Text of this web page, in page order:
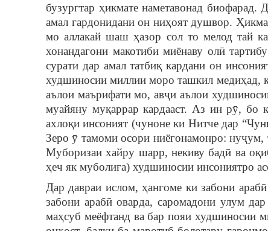
бузургтар ҳикмате наметавонад
амал гардонидани он ниҳоят душвор.
мо аллакай шаш ҳазор сол то мелод тай
хонандагони макотиби миёнаву олӣ
сурати дар амал татбиқ кардани он
худшиносии миллии моро ташкил медиҳад,
аълои маърифати мо, авҷи аълои
муайяну муқаррар кардааст. Аз ин рӯ, бо
ахлоқи инсоният (чуноне ки Нитче дар
Зеро ӯ тамоми осори ниёгонамонро: нуҷум,
Муборизаи хайру шарр, некиву бадӣ ва
ҳеч як муболиға) худшиносии инсониятро
Дар давраи ислом, ҳангоме ки забони
забони арабӣ оварда, саромадони улум
маҳсуб меёфтанд ва бар пояи худшиносии